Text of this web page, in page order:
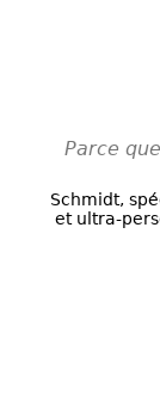
Parce
Schmidt,
et ultra-